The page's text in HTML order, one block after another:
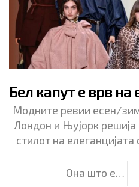
Бел капут е врв на
Модните ревии есен/
Лондон и Њујорк
стилот на
Она што е…